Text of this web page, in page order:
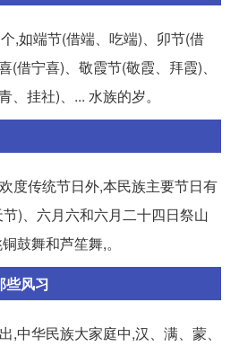
,如端节(借端、吃端)、卯节(借
(借宁喜)、敬霞节(敬霞、拜霞)、
、挂社)、... 水族的岁。
度传统节日外,本民族主要节日有
)、六月六和六月二十四日祭山
鼓舞和芦笙舞,。
些风习
,中华民族大家庭中,汉、满、蒙、